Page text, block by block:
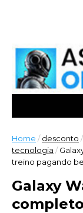
Home / desconto /
tecnologia /
treino pagando
Galaxy